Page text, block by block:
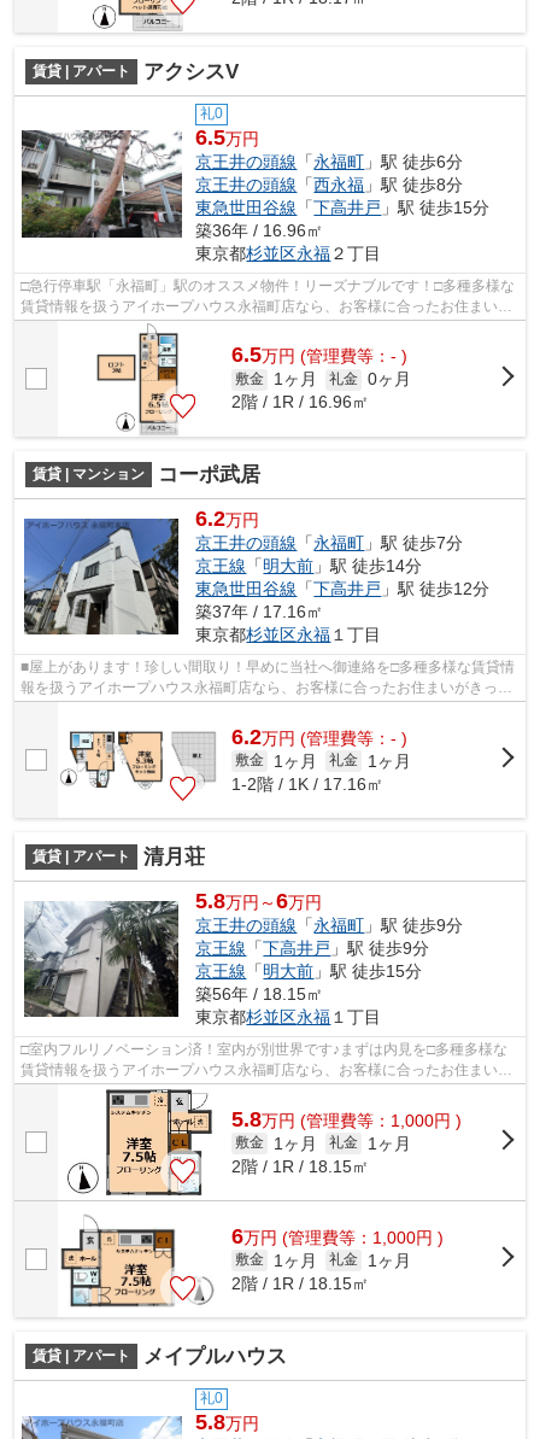
賃貸 | アパート アクシスV
礼0
6.5万円
京王井の頭線 「永福町 」駅 徒歩6分
京王井の頭線 「西永福 」駅 徒歩8分
東急世田谷線 「下高井戸 」駅 徒歩15分
築36年 / 16.96㎡
東京都杉並区永福２丁目
□急行停車駅「永福町」駅のオススメ物件！リーズナブルです！□多種多様な
賃貸情報を扱うアイホープハウス永福町店なら、お客様に合ったお住まいが
きっと見つかります。お電話03-3327-7...
6.5万円 (管理費等：- )
敷金 1ヶ月 礼金 0ヶ月
2階 / 1R / 16.96㎡
賃貸 | マンション コーポ武居
6.2万円
京王井の頭線 「永福町 」駅 徒歩7分
京王線 「明大前 」駅 徒歩14分
東急世田谷線 「下高井戸 」駅 徒歩12分
築37年 / 17.16㎡
東京都杉並区永福１丁目
■屋上があります！珍しい間取り！早めに当社へ御連絡を□多種多様な賃貸情
報を扱うアイホープハウス永福町店なら、お客様に合ったお住まいがきっと
6.2万円 (管理費等：- )
敷金 1ヶ月 礼金
1ヶ月
1-2階 / 1K / 17.16㎡
賃貸 | アパート 清月荘
5.8万円～6万円
京王井の頭線 「永福町 」駅 徒歩9分
京王線 「下高井戸 」駅 徒歩9分
京王線 「明大前 」駅 徒歩15分
築56年 / 18.15㎡
東京都杉並区永福 １丁目
□室内フルリノベーション済！室内が別世界です♪まずは内見を□多種多様な
賃貸情報を扱うアイホープハウス永福町店なら、お客様に合ったお住まいが
きっと見つかります。お電話03-3327-77...
5.8万円 (管理費等：1,000円 )
敷金 1ヶ月 礼金
1ヶ月
2階 / 1R / 18.15㎡
6万円 (管理費等：1,000円 )
敷金 1ヶ月 礼金
1ヶ月
2階 / 1R / 18.15㎡
賃貸 | アパート メイプルハウス
礼0
5.8万円